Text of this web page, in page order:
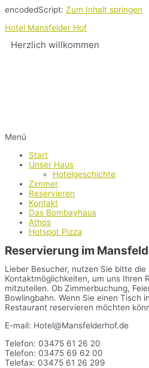
encodedScript: Zum Inhalt springen
Hotel Mansfelder Hof
Herzlich willkommen
Menü
Start
Unser Haus
Hotelgeschichte
Zimmer
Reservieren
Kontakt
Das Bombayhaus
Athos
Hotspot Pizza
Reservierung im
Lieber Besucher, nutzen Sie bitte die
Kontaktmöglichkeiten, um uns Ihren
mitzuteilen. Ob Zimmerbuchung,
Bowlingbahn. Wenn Sie einen Tisch
Restaurant reservieren möchten
E-mail: Hotel@Mansfelderhof.de
Telefon: 03475 61 26 20
Telefon: 03475 69 62 00
Telefax: 03475 61 26 299